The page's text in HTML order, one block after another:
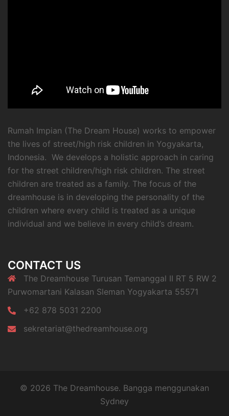
Rumah Impian (The Dream House) works to empower
the lives of street/high risk children in Yogyakarta,
Indonesia. We develops a holistic approach in caring
for the street children/high risk children. The street
children are treated as a family. The focus of the
dreamhouse is in developing the personality of the
children where every child is treated as a unique
individual and we believe in every child’s dream.
CONTACT US
The Dreamhouse Turusan Temanggal II RT 5 RW 2
Purwomartani Kalasan Sleman Yogyakarta 55571
+62 878 5031 2200
sekretariat@thedreamhouse.org
© 2026 The Dreamhouse. Bangga menggunakan
Sydney